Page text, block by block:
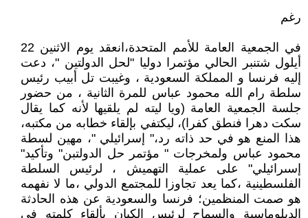
رغم
في الجمعية العامة للأمم المتحدة،انعقد يوم الاثنين 22
أيلول شتنبر الحالي مؤتمرا دوليا "لحل الدولتين "، دعت
إليه فرنسا و المملكة السعودية ، وغيبت تل أبيب رئيس
سلطة رام الله محمود عباس للمرة الثانية ، من حضور
جلسة الجمعية العامة (ويا ليته لم يلقيها لأنه كما يقال
سكت دهرا فنطق كفرا)، ليكتفي بإلقاء خطابه من مكتبه،
هذا المنع هو في حد ذاته رد،" إسرائيلي "، مهين لسطة
محمود عباس ولمخرجات " مؤتمر حل الدولتبن" وتأكيد"
إسىرائيلي" على عملية التهميش ، لرئيس السلطة
الفلسطينية ،كما يعد تجاوزا للمجتمع الدولي ،ما لا نفهمه
هو صمت المنظمين؛ فرنسا والسعودية عن هذه الحادثة
الدبلوماسية والسماح لرئيس الكيان بألقاء كلمته في